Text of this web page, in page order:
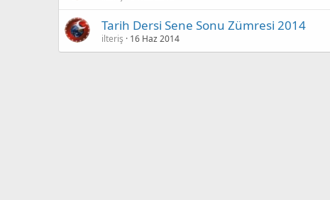
Tarih Dersi Sene Sonu Zümresi 2014
ilteriş 16 Haz 2014